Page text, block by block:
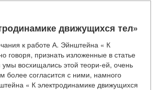
движущихся тел»
к работе А. Эйнштейна « К
говоря, признать изложенные в статье
восхищались этой теори-ей, очень
более согласится с ними, намного
« К электродинамике движущихся